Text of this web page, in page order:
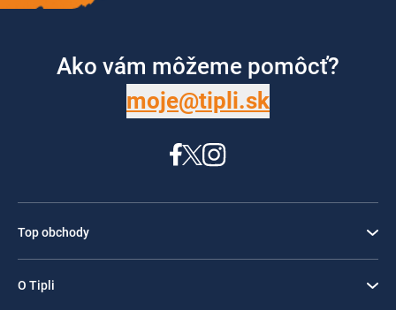
Ako vám môžeme pomôcť?
moje@tipli.sk
Top obchody
O Tipli